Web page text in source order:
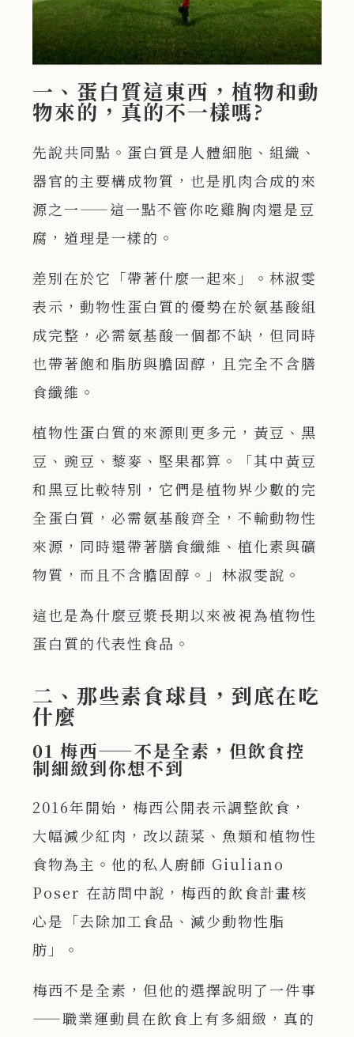
一、蛋白質這東西，植物和動
物來的，真的不一樣嗎?
先說共同點。蛋白質是人體細胞、組織、
器官的主要構成物質，也是肌肉合成的來
源之一——這一點不管你吃雞胸肉還是豆
腐，道理是一樣的。
差別在於它「帶著什麼一起來」。林淑雯
表示，動物性蛋白質的優勢在於氨基酸組
成完整，必需氨基酸一個都不缺，但同時
也帶著飽和脂肪與膽固醇，且完全不含膳
食纖維。
植物性蛋白質的來源則更多元，黃豆、黑
豆、豌豆、藜麥、堅果都算。「其中黃豆
和黑豆比較特別，它們是植物界少數的完
全蛋白質，必需氨基酸齊全，不輸動物性
來源，同時還帶著膳食纖維、植化素與礦
物質，而且不含膽固醇。」林淑雯說。
這也是為什麼豆漿長期以來被視為植物性
蛋白質的代表性食品。
二、那些素食球員，到底在吃
什麼
01 梅西——不是全素，但飲食控
制細緻到你想不到
2016年開始，梅西公開表示調整飲食，
大幅減少紅肉，改以蔬菜、魚類和植物性
食物為主。他的私人廚師 Giuliano
Poser 在訪問中說，梅西的飲食計畫核
心是「去除加工食品、減少動物性脂
肪」。
梅西不是全素，但他的選擇說明了一件事
——職業運動員在飲食上有多細緻，真的